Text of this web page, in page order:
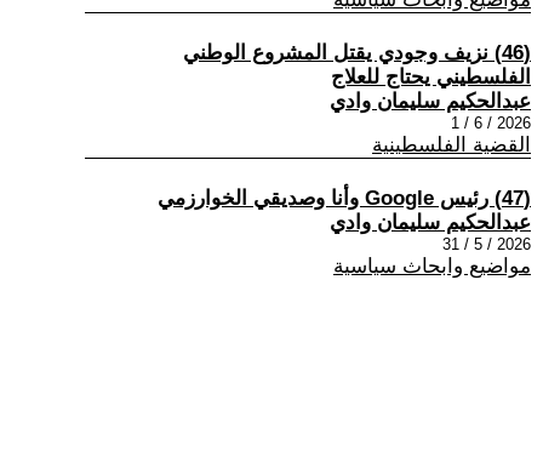
(46) نزيف وجودي يقتل المشروع الوطني
الفلسطيني يحتاج للعلاج
عبدالحكيم سليمان وادي
2026 / 6 / 1
القضية الفلسطينية
(47) رئيس Google وأنا وصديقي الخوارزمي
عبدالحكيم سليمان وادي
2026 / 5 / 31
مواضيع وابحاث سياسية